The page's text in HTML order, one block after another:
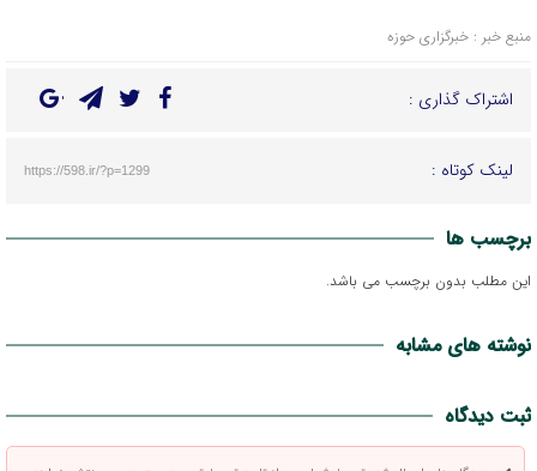
منبع خبر : خبرگزاری حوزه
اشتراک گذاری :
لینک کوتاه : https://598.ir/?p=1299
برچسب ها
این مطلب بدون برچسب می باشد.
نوشته های مشابه
ثبت دیدگاه